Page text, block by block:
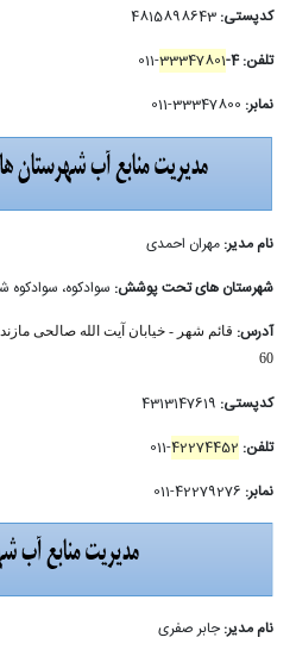
کدپستی: 4815898643
تلفن: 4- 33347801
-011
نمابر:
نام مدیر: مهران احمدی
شهرستان های تحت پوشش: سوادکوه، سوادکوه
آدرس: قائم شهر - خیابان آیت الله صالحی
60
کدپستی:
تلفن: 42274452
-011
نمابر:
نام مدیر: جابر صفری